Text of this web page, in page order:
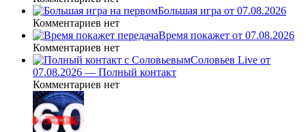
Большая игра от 07.08.2026
Комментариев нет
Время покажет от 07.08.2026
Комментариев нет
Соловьев Live от
07.08.2026 — Полный контакт
Комментариев нет